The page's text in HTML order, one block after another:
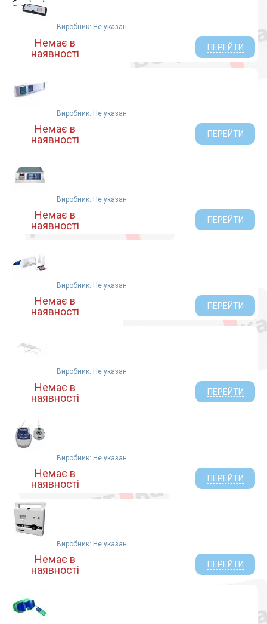
Виробник: Не указан
Немає в
наявності
ПЕРЕЙТИ
Виробник: Не указан
Немає в
наявності
ПЕРЕЙТИ
Виробник: Не указан
Немає в
наявності
ПЕРЕЙТИ
Виробник: Не указан
Немає в
наявності
ПЕРЕЙТИ
Виробник: Не указан
Немає в
наявності
ПЕРЕЙТИ
Виробник: Не указан
Немає в
наявності
ПЕРЕЙТИ
Виробник: Не указан
Немає в
наявності
ПЕРЕЙТИ